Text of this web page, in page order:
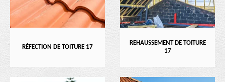
RÉFECTION DE TOITURE 17
REHAUSSEMENT DE TOITURE
17